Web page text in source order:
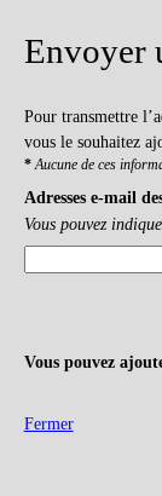
Envoyer
Pour transmettre
vous le souhaitez
* Aucune de ces
Adresses e-mail
Vous pouvez
Vous pouvez
Fermer